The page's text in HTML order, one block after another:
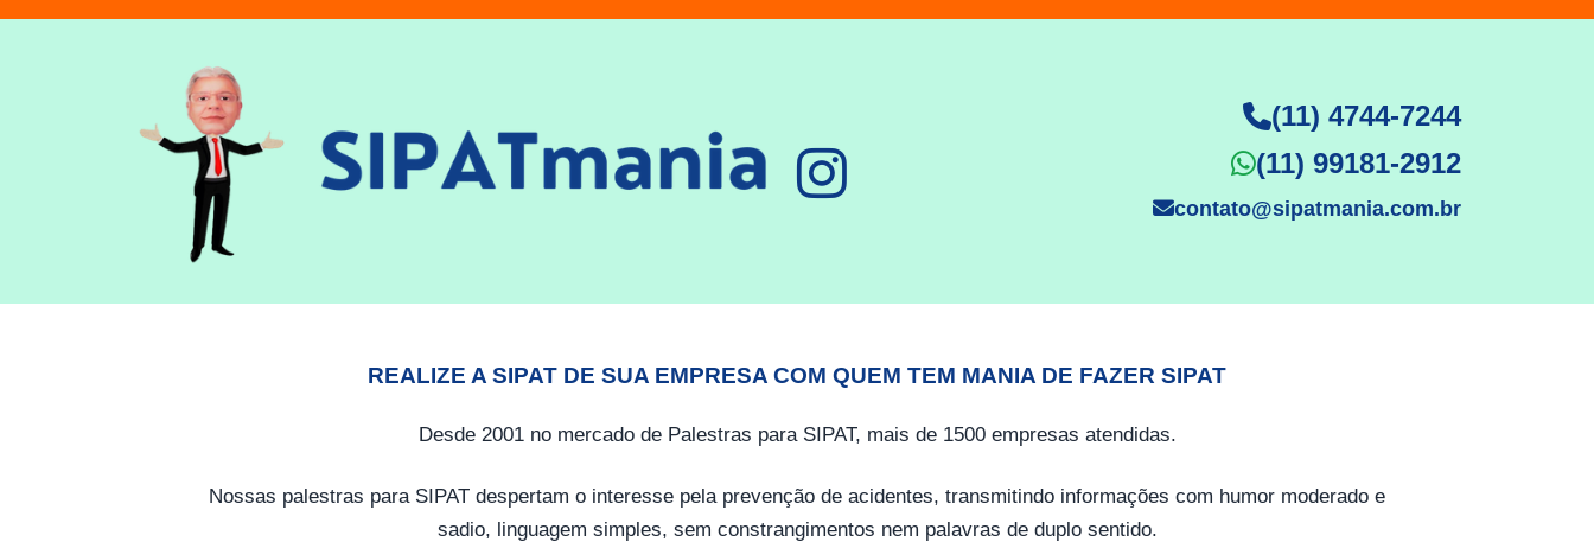
(11) 4744-7244
(11) 99181-2912
contato@sipatmania.com.br
REALIZE A SIPAT DE SUA EMPRESA COM QUEM TEM MANIA DE FAZER SIPAT
Desde 2001 no mercado de Palestras para SIPAT, mais de 1500 empresas atendidas.
Nossas palestras para SIPAT despertam o interesse pela prevenção de acidentes, transmitindo informações com humor moderado e
sadio, linguagem simples, sem constrangimentos nem palavras de duplo sentido.